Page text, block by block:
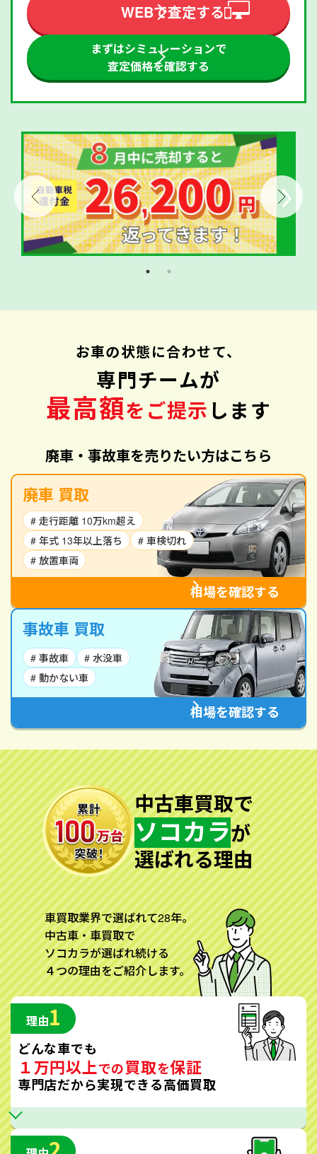
WEBで査定する
まずはシミュレーションで
査定価格を確認する
お車の状態に合わせて、
専門チームが
最高額をご提示 します
廃車・事故車を売りたい方はこちら
廃車 買取
# 走行距離 10万km超え
# 年式 13年以上落ち
# 車検切れ
# 放置車両
相場を確認する
事故車 買取
# 事故車
# 水没車
# 動かない車
相場を確認する
中古車買取で
ソコカラが
選ばれる理由
車買取業界で選ばれて28年。
中古車・車買取で
ソコカラが選ばれ続ける
４つの理由をご紹介します。
理由1
どんな車でも
１万円以上での買取を保証
専門店だから実現できる高価買取